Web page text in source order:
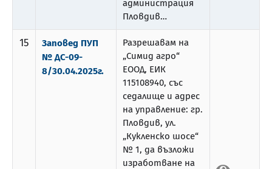
администрация
Пловдив…
15
Заповед ПУП
№ ДС-09-
8/30.04.2025г.
Разрешавам на
„Симид агро“
ЕООД, ЕИК
115108940, със
седалище и адрес
на управление: гр.
Пловдив, ул.
„Кукленско шосе“
№ 1, да възложи
изработване на